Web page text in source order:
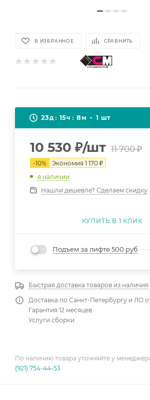
В ИЗБРАННОЕ СРАВНИТЬ
23д 15ч 8м 1 шт
10 530 ₽/шт 11 700₽
-10% Экономия 1 170 ₽
в наличии
Нашли дешевле? Сделаем скидку
КУПИТЬ В 1 КЛИК
Подъем за лифте 500 руб
Быстрая доставка товаров из наличия
Доставка по Санкт-Петербургу и ЛО
Гарантия 12 месяцев.
Услуги сборки
По наличию товара уточняйте у
(921) 754-44-53